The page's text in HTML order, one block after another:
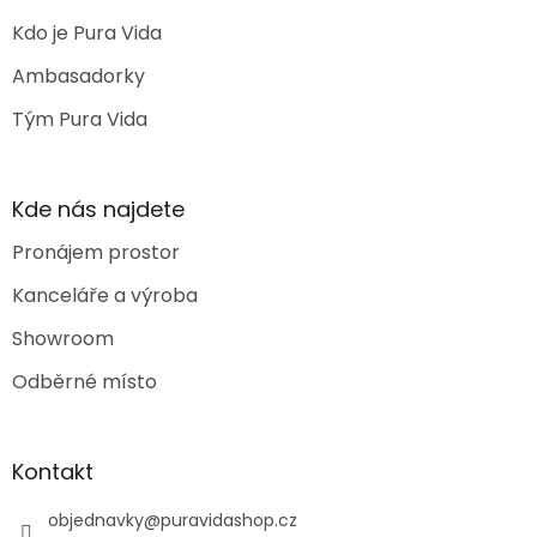
Kdo je Pura Vida
Ambasadorky
Tým Pura Vida
Kde nás najdete
Pronájem prostor
Kanceláře a výroba
Showroom
Odběrné místo
Kontakt
objednavky@puravidashop.cz